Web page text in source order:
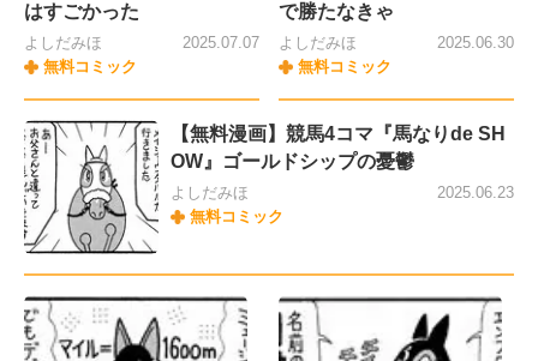
はすごかった
よしだみほ
無料コミック
2025.07.07
で勝たなきゃ
よしだみほ
無料コミック
2025.06.30
【無料漫画】競馬4コマ『馬なりde SH
OW』ゴールドシップの憂鬱
よしだみほ
無料コミック
2025.06.23